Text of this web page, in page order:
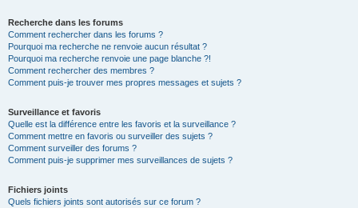
Recherche dans les forums
Comment rechercher dans les forums ?
Pourquoi ma recherche ne renvoie aucun résultat ?
Pourquoi ma recherche renvoie une page blanche ?!
Comment rechercher des membres ?
Comment puis-je trouver mes propres messages et sujets ?
Surveillance et favoris
Quelle est la différence entre les favoris et la surveillance ?
Comment mettre en favoris ou surveiller des sujets ?
Comment surveiller des forums ?
Comment puis-je supprimer mes surveillances de sujets ?
Fichiers joints
Quels fichiers joints sont autorisés sur ce forum ?